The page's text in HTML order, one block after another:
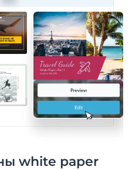
white paper